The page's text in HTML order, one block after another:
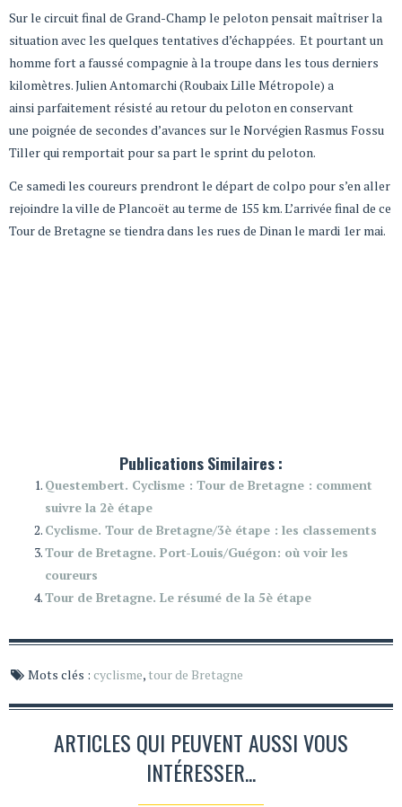
Sur le circuit final de Grand-Champ le peloton pensait maîtriser la
situation avec les quelques tentatives d’échappées. Et pourtant un
homme fort a faussé compagnie à la troupe dans les tous derniers
kilomètres. Julien Antomarchi (Roubaix Lille Métropole) a
ainsi parfaitement résisté au retour du peloton en conservant
une poignée de secondes d’avances sur le Norvégien Rasmus Fossu
Tiller qui remportait pour sa part le sprint du peloton.
Ce samedi les coureurs prendront le départ de colpo pour s’en aller
rejoindre la ville de Plancoët au terme de 155 km. L’arrivée final de ce
Tour de Bretagne se tiendra dans les rues de Dinan le mardi 1er mai.
Publications Similaires :
Questembert. Cyclisme : Tour de Bretagne : comment
suivre la 2è étape
Cyclisme. Tour de Bretagne/3è étape : les classements
Tour de Bretagne. Port-Louis/Guégon: où voir les
coureurs
Tour de Bretagne. Le résumé de la 5è étape
Mots clés : cyclisme, tour de Bretagne
ARTICLES QUI PEUVENT AUSSI VOUS
INTÉRESSER...